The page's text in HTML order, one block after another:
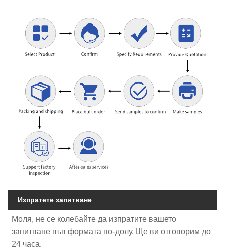
Изпратете запитване
Моля, не се колебайте да изпратите вашето
запитване във формата по-долу. Ще ви отговорим до
24 часа.